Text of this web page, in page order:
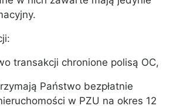
transakcji chronione polisą OC,
Państwo bezpłatnie
w PZU na okres 12